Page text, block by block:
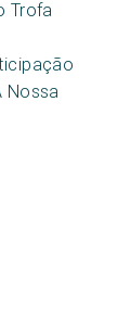
Trofa
Nossa